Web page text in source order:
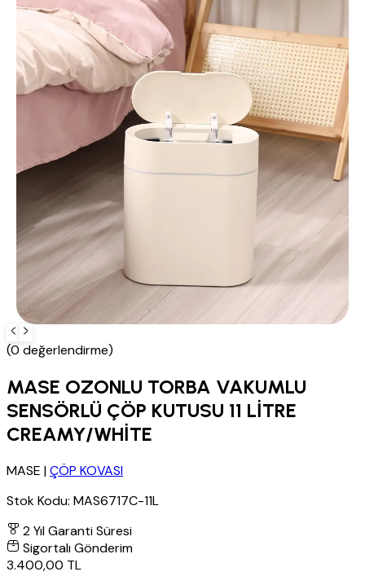
(0 değerlendirme)
MASE OZONLU TORBA VAKUMLU
SENSÖRLÜ ÇÖP KUTUSU 11 LİTRE
CREAMY/WHİTE
MASE |ÇÖP KOVASI
Stok Kodu: MAS6717C-11L
2 Yıl Garanti Süresi
Sigortalı Gönderim
3.400,00 TL